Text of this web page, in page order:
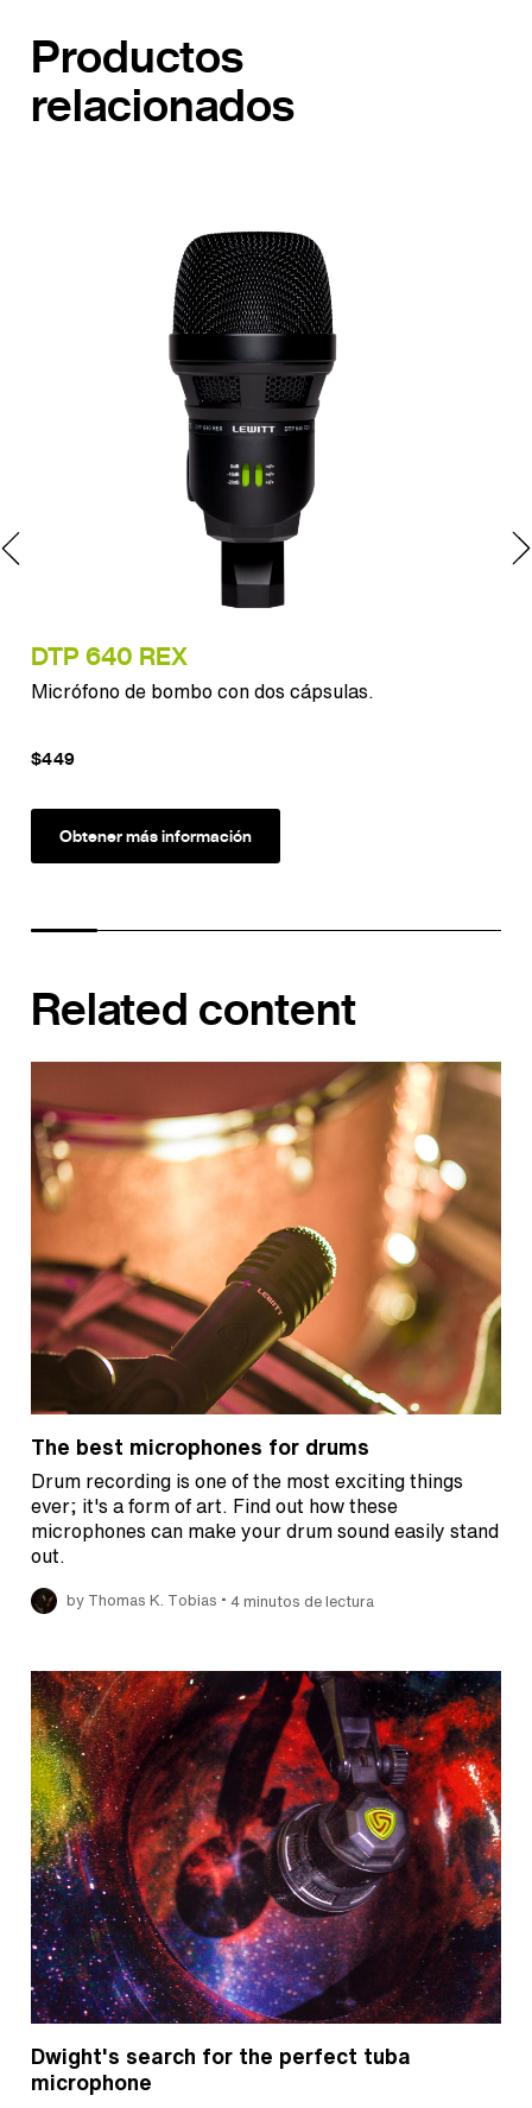
Productos
relacionados
DTP 640 REX
Micrófono de bombo con dos cápsulas.
$449
Obtener más información
Related content
The best microphones for drums
Drum recording is one of the most exciting things
ever; it's a form of art. Find out how these
microphones can make your drum sound easily stand
out.
by Thomas K. Tobias • 4 minutos de lectura
Dwight's search for the perfect tuba
microphone